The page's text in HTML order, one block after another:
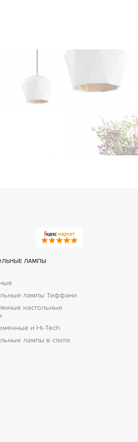
ЛАМПЫ
лампы Тиффани
настольные
и Hi-Tech
лампы в стиле